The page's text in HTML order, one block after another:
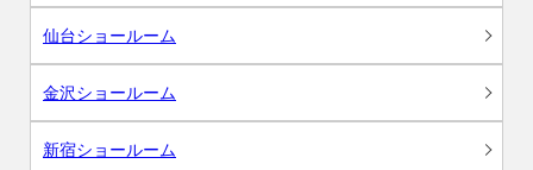
仙台ショールーム
金沢ショールーム
新宿ショールーム